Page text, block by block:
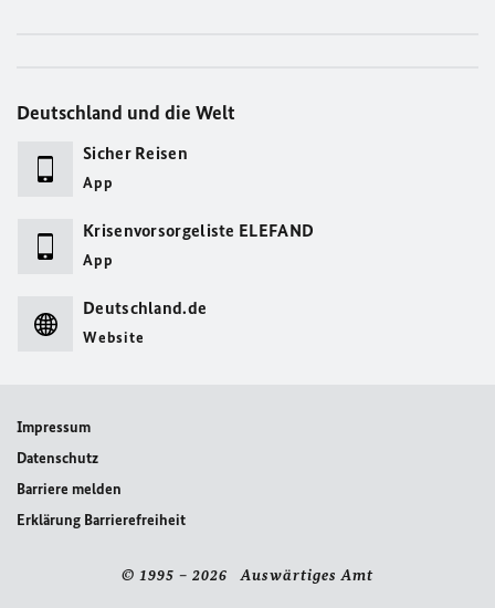
Deutschland und die Welt
Sicher Reisen
App
Krisenvorsorgeliste ELEFAND
App
Deutschland.de
Website
Impressum
Datenschutz
Barriere melden
Erklärung Barrierefreiheit
© 1995 – 2026 Auswärtiges Amt